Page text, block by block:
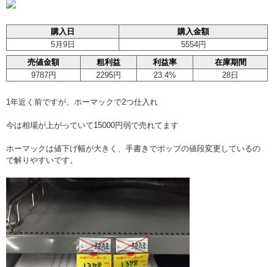
購入日
購入金額
5月9日
5554円
売値金額
粗利益 利益率
在庫期間
9787円
2295円 23.4% 28日
1年近く前ですが、ホーマックで2つ仕入れ
今は相場が上がっていて15000円弱で売れてます
ホーマックは値下げ幅が大きく、手書きでポップの値段変更しているの
で解りやすいです。